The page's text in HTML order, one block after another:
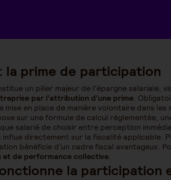
la prime de participation
un pilier majeur de l’épargne salariale,
par l’attribution d’une prime.
mise en place de manière volontaire dans
sur une formule de calcul réglementée,
salarié de choisir entre perception
influe directement sur la fiscalité applicable.
bénéficie d’un cadre fiscal avantageux.
et de performance collective.
la participation